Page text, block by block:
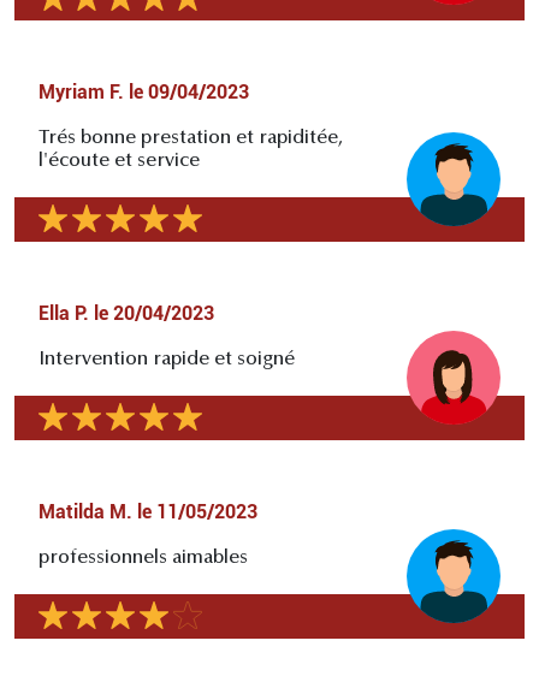
Myriam F. le 09/04/2023
Trés bonne prestation et rapiditée,
l'écoute et service
Ella P. le 20/04/2023
Intervention rapide et soigné
Matilda M. le 11/05/2023
professionnels aimables